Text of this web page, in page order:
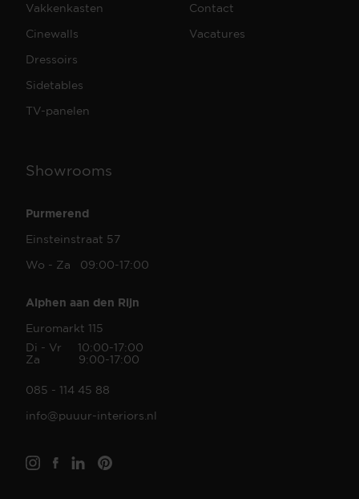
Vakkenkasten
Cinewalls
Dressoirs
Sidetables
TV-panelen
Contact
Vacatures
Showrooms
Purmerend
Einsteinstraat 57
Wo - Za 09:00-17:00
Alphen aan den Rijn
Euromarkt 115
Di - Vr 10:00-17:00
Za 9:00-17:00
085 - 114 45 88
info@puuur-interiors.nl